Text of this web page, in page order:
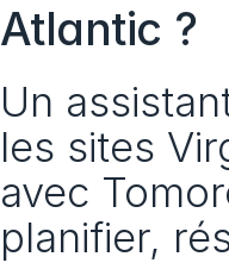
Atlantic ?
Un
les sites
avec
planifier,